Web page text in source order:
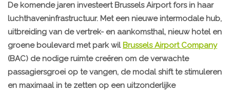
De komende jaren investeert Brussels Airport fors in haar
luchthaveninfrastructuur. Met een nieuwe intermodale hub,
uitbreiding van de vertrek- en aankomsthal, nieuw hotel en
groene boulevard met park wil Brussels Airport Company
(BAC) de nodige ruimte creëren om de verwachte
passagiersgroei op te vangen, de modal shift te stimuleren
en maximaal in te zetten op een uitzonderlijke